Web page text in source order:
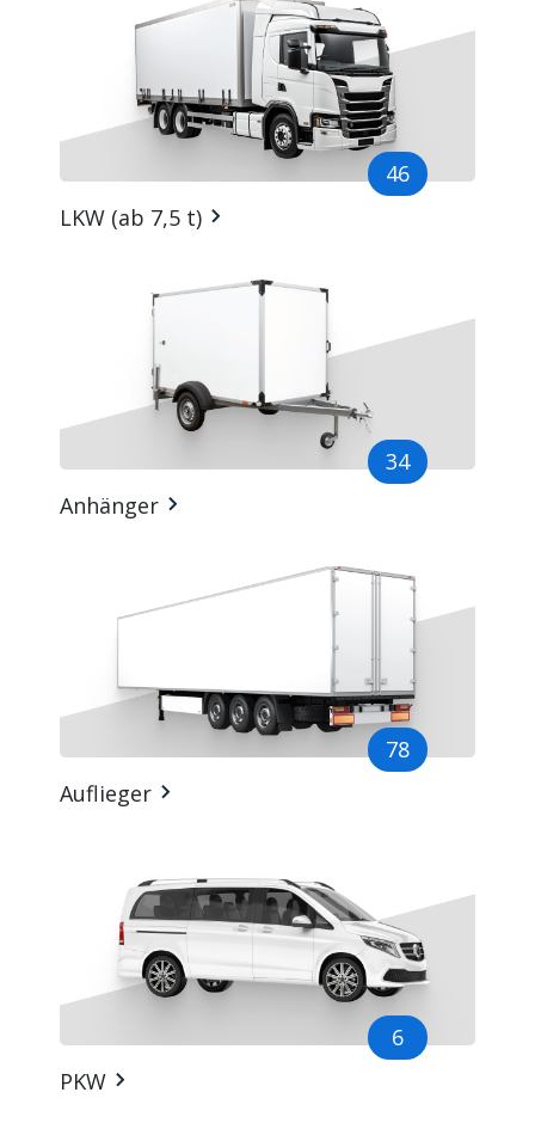
46
LKW (ab 7,5 t)
34
Anhänger
78
Auflieger
6
PKW